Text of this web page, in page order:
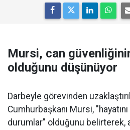
Mursi, can
olduğunu düşünüyor
Darbeyle görevinden
Cumhurbaşkanı Mursi,
durumlar" olduğunu belirterek,